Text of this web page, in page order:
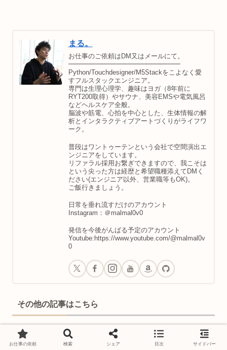
まる。
お仕事のご依頼はDM又はメールにて。
━━━━━━━━━━━━━━━━━
Python/Touchdesigner/M5Stackをこよなく愛
すフルスタックエンジニア。
専門は生理心理学、趣味はヨガ（8年前に
RYT200取得）やサウナ、美容EMSや電気風呂
などヘルスケア全般。
脳波や筋電、心拍を中心とした、生体情報の解
析とインタラクティブアートづくりがライフワ
ーク。
普段はワントゥーテンという会社で空間演出エ
ンジニアをしています。
リファラル採用お繋ぎできますので、我こそは
という尖った方は経歴と希望職種添えてDMく
ださい(エンジニア以外、営業職等もOK)。
ご飯行きましょう。
日常を垂れ流すだけのアカウント
Instagram：＠malmal0v0
発信を今後がんばる予定のアカウント
Youtube:https://www.youtube.com/@malmal0v
0
その他の記事はこちら
トカゲのポーズ（ウッターナ・プリ
シュターサナ）のやり方｜効果・コ
お仕事の依頼 検索 シェア 目次 サイドバー